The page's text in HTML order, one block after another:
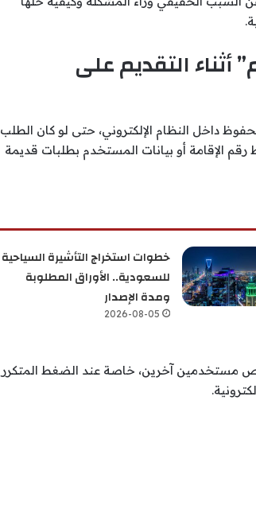
التقديم على
داخل النظام الإلكتروني، حتى لو كان الطلب
الإقامة أو بيانات المستخدم بطلبات قديمة
خطوات استخراج التأشيرة السياحية
للسعودية.. الأوراق المطلوبة
ومدة الإصدار
2026-08-05
مستخدمين آخرين، خاصة عند الضغط المتكرر